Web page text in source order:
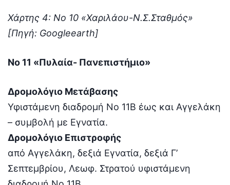
Χάρτης 4: Νο 10 «Χαριλάου-Ν.Σ.Σταθμός»
[Πηγή: Googleearth]
Νο 11 «Πυλαία- Πανεπιστήμιο»
Δρομολόγιο Μετάβασης
Υφιστάμενη διαδρομή No 11B έως και Αγγελάκη
– συμβολή με Εγνατία.
Δρομολόγιο Επιστροφής
από Αγγελάκη, δεξιά Εγνατία, δεξιά Γ’
Σεπτεμβρίου, Λεωφ. Στρατού υφιστάμενη